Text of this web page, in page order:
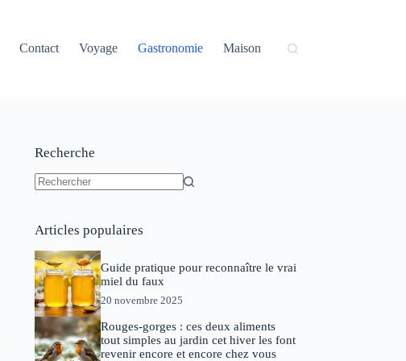
Contact Voyage Gastronomie Maison
Recherche
Articles populaires
Guide pratique pour reconnaître le vrai
miel du faux
20 novembre 2025
Rouges-gorges : ces deux aliments
tout simples au jardin cet hiver les font
revenir encore et encore chez vous